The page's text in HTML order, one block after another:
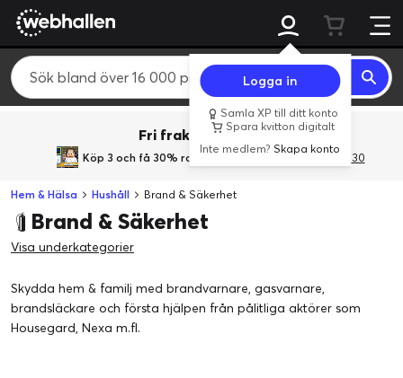
Logga in
Samla XP till ditt konto
Spara kvitton digitalt
Inte medlem?Skapa konto
Fri frakt över 800 kr.
Köp 3 och få 30% rabatt med rabattkoden 3Gives30
Hem & Hälsa Hushåll Brand & Säkerhet
Brand & Säkerhet
Visa underkategorier
Skydda hem & familj med brandvarnare, gasvarnare,
brandsläckare och första hjälpen från pålitliga aktörer som
Housegard, Nexa m.fl.